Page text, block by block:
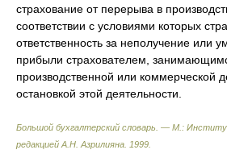
страхование от перерыва в
соответствии с условиями которых
ответственность за неполучение или
прибыли страхователем,
производственной или коммерческой
остановкой этой деятельности.
Большой бухгалтерский словарь. — М.:
редакцией А.Н. Азрилияна 1999